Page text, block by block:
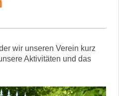
wir unseren Verein kurz
Aktivitäten und das